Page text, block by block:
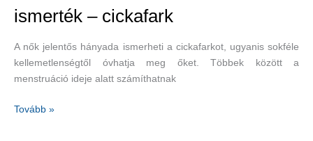
ismerték – cickafark
A nők jelentős hányada ismerheti a cickafarkot, ugyanis sokféle
kellemetlenségtől óvhatja meg őket. Többek között a
menstruáció ideje alatt számíthatnak
Már
Tovább »